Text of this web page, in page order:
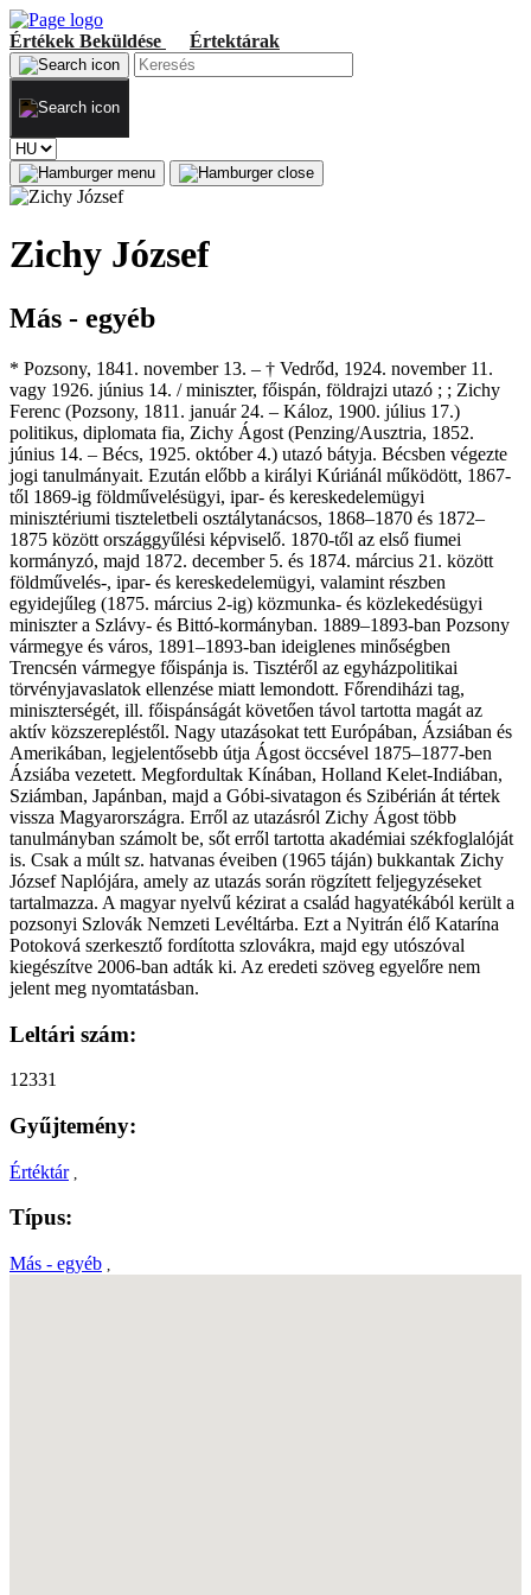
Értékek Beküldése Értektárak
Zichy József
Más - egyéb
* Pozsony, 1841. november 13. – † Vedrőd, 1924. november 11.
vagy 1926. június 14. / miniszter, főispán, földrajzi utazó ; ; Zichy
Ferenc (Pozsony, 1811. január 24. – Káloz, 1900. július 17.)
politikus, diplomata fia, Zichy Ágost (Penzing/Ausztria, 1852.
június 14. – Bécs, 1925. október 4.) utazó bátyja. Bécsben végezte
jogi tanulmányait. Ezután előbb a királyi Kúriánál működött, 1867-
től 1869-ig földművelésügyi, ipar- és kereskedelemügyi
minisztériumi tiszteletbeli osztálytanácsos, 1868–1870 és 1872–
1875 között országgyűlési képviselő. 1870-től az első fiumei
kormányzó, majd 1872. december 5. és 1874. március 21. között
földművelés-, ipar- és kereskedelemügyi, valamint részben
egyidejűleg (1875. március 2-ig) közmunka- és közlekedésügyi
miniszter a Szlávy- és Bittó-kormányban. 1889–1893-ban Pozsony
vármegye és város, 1891–1893-ban ideiglenes minőségben
Trencsén vármegye főispánja is. Tisztéről az egyházpolitikai
törvényjavaslatok ellenzése miatt lemondott. Főrendiházi tag,
miniszterségét, ill. főispánságát követően távol tartotta magát az
aktív közszerepléstől. Nagy utazásokat tett Európában, Ázsiában és
Amerikában, legjelentősebb útja Ágost öccsével 1875–1877-ben
Ázsiába vezetett. Megfordultak Kínában, Holland Kelet-Indiában,
Sziámban, Japánban, majd a Góbi-sivatagon és Szibérián át tértek
vissza Magyarországra. Erről az utazásról Zichy Ágost több
tanulmányban számolt be, sőt erről tartotta akadémiai székfoglalóját
is. Csak a múlt sz. hatvanas éveiben (1965 táján) bukkantak Zichy
József Naplójára, amely az utazás során rögzített feljegyzéseket
tartalmazza. A magyar nyelvű kézirat a család hagyatékából került a
pozsonyi Szlovák Nemzeti Levéltárba. Ezt a Nyitrán élő Katarína
Potoková szerkesztő fordította szlovákra, majd egy utószóval
kiegészítve 2006-ban adták ki. Az eredeti szöveg egyelőre nem
jelent meg nyomtatásban.
Leltári szám:
12331
Gyűjtemény:
Értéktár
Típus:
Más - egyéb ,